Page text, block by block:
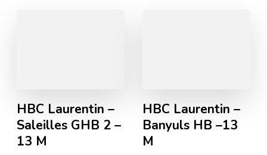
HBC Laurentin –
Saleilles GHB 2 –
13 M
HBC Laurentin –
Banyuls HB –13
M